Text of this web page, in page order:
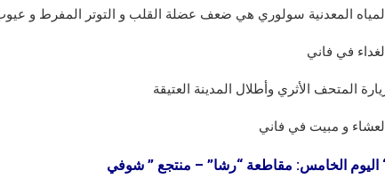
المعدنية سولوري هي ضعف عضلة القلب و التوتر المفرط و
في فاني
المتحف الأثري وأطلال المدينة العتيقة
و مبيت في فاني
” شوفي “